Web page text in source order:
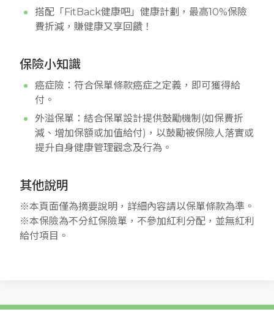
搭配「FitBack健康吧」健康計劃，最高10%保險
費折減，賺健康又享回饋！
保險小知識
癌症險：符合保單條款癌症之定義，即可獲得給
付。
外溢保單：結合保單設計提供鼓勵機制(如保費折
減、增加保額或加值給付)，以鼓勵被保險人落實或
提升自身健康管理觀念及行為。
其他說明
※本頁面僅為摘要說明，詳細內容請以保單條款為準。
※本保險為不分紅保險單，不參加紅利分配，並無紅利
給付項目。